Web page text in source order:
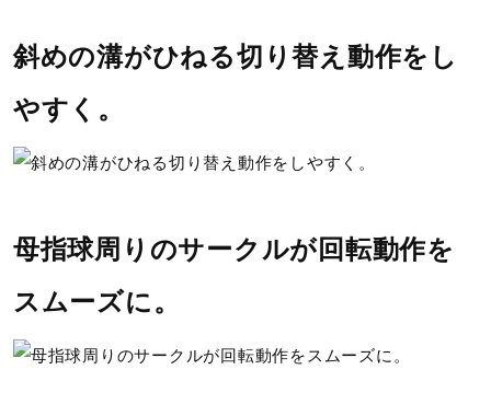
斜めの溝がひねる切り替え動作をし
やすく。
母指球周りのサークルが回転動作を
スムーズに。